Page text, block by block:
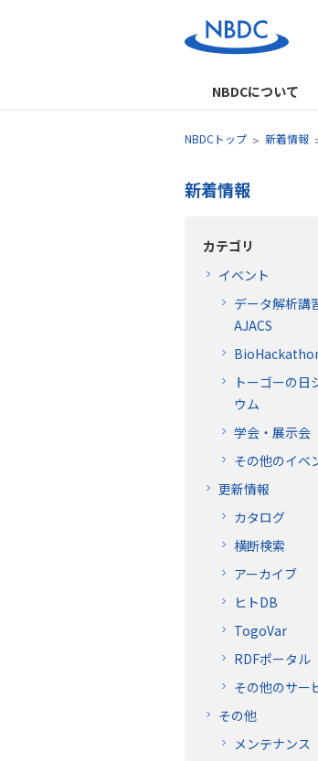
NBDCについて
NBDCトップ 新着情報
新着情報
カテゴリ
イベント
データ解析講
AJACS
トーゴーの日
ウム
学会・展示会
その他のイベ
更新情報
カタログ
横断検索
アーカイブ
ヒトDB
TogoVar
RDFポータル
その他のサー
その他
メンテナンス